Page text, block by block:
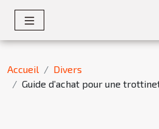
Accueil
Divers
Guide d’achat pour une